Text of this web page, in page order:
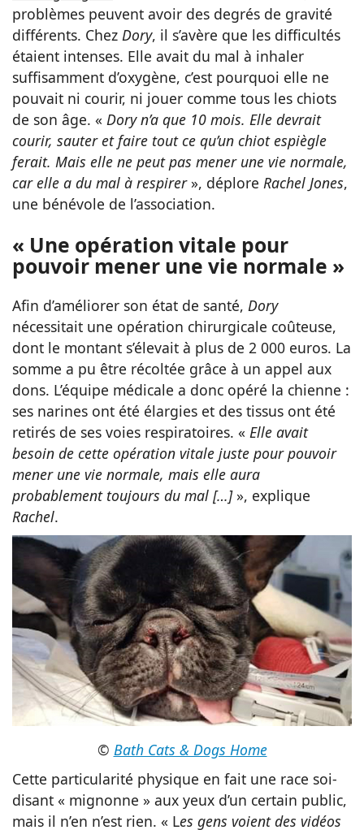
problèmes peuvent avoir des degrés de gravité
différents. Chez Dory, il s’avère que les difficultés
étaient intenses. Elle avait du mal à inhaler
suffisamment d’oxygène, c’est pourquoi elle ne
pouvait ni courir, ni jouer comme tous les chiots
de son âge. « Dory n’a que 10 mois. Elle devrait
courir, sauter et faire tout ce qu’un chiot espiègle
ferait. Mais elle ne peut pas mener une vie normale,
car elle a du mal à respirer », déplore Rachel Jones,
une bénévole de l’association.
« Une opération vitale pour
pouvoir mener une vie normale »
Afin d’améliorer son état de santé, Dory
nécessitait une opération chirurgicale coûteuse,
dont le montant s’élevait à plus de 2 000 euros. La
somme a pu être récoltée grâce à un appel aux
dons. L’équipe médicale a donc opéré la chienne :
ses narines ont été élargies et des tissus ont été
retirés de ses voies respiratoires. « Elle avait
besoin de cette opération vitale juste pour pouvoir
mener une vie normale, mais elle aura
probablement toujours du mal […] », explique
Rachel.
© Bath Cats & Dogs Home
Cette particularité physique en fait une race soi-
disant « mignonne » aux yeux d’un certain public,
mais il n’en n’est rien. « Les gens voient des vidéos